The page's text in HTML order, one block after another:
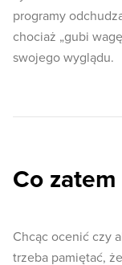
programy
chociaż „gubi
swojego wyglądu.
Co
Chcąc ocenić czy
trzeba pamiętać,